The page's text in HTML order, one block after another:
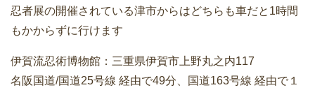
忍者展の開催されている津市からはどちらも車だと1時間
もかからずに行けます
伊賀流忍術博物館：三重県伊賀市上野丸之内117
名阪国道/国道25号線 経由で49分、国道163号線 経由で１